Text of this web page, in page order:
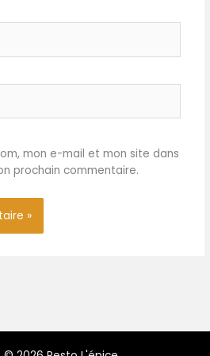
mon e-mail et mon site dans
prochain commentaire.